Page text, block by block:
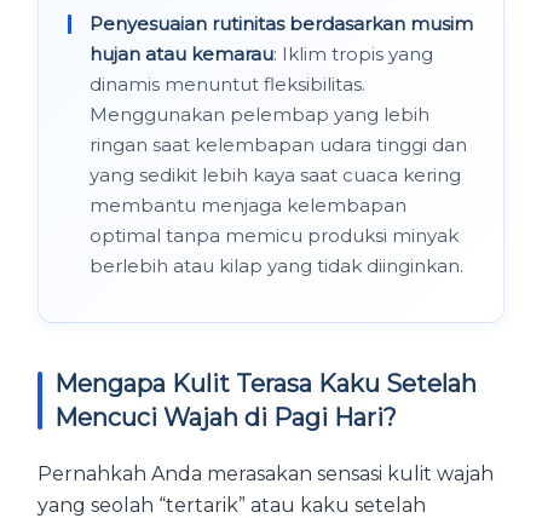
Penyesuaian rutinitas berdasarkan musim
hujan atau kemarau: Iklim tropis yang
dinamis menuntut fleksibilitas.
Menggunakan pelembap yang lebih
ringan saat kelembapan udara tinggi dan
yang sedikit lebih kaya saat cuaca kering
membantu menjaga kelembapan
optimal tanpa memicu produksi minyak
berlebih atau kilap yang tidak diinginkan.
Mengapa Kulit Terasa Kaku Setelah
Mencuci Wajah di Pagi Hari?
Pernahkah Anda merasakan sensasi kulit wajah
yang seolah “tertarik” atau kaku setelah